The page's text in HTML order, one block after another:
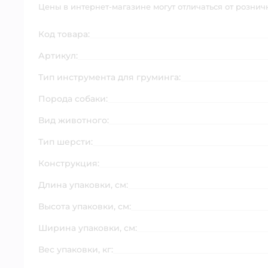
Цены в интернет-магазине могут отличаться от
Код товара:
Артикул:
Тип инструмента для груминга:
Порода собаки:
Вид животного:
Тип шерсти:
Конструкция:
Длина упаковки, см:
Высота упаковки, см:
Ширина упаковки, см:
Вес упаковки, кг: